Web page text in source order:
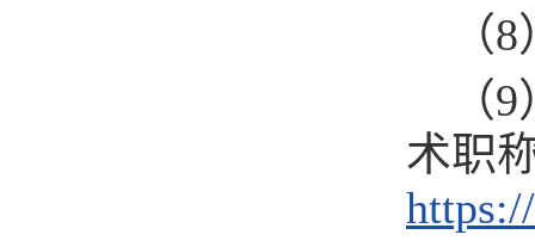
（
（
术职